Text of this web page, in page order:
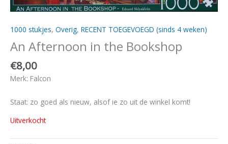
1000 stukjes, Overig, RECENT TOEGEVOEGD (sinds 4 weken)
An Afternoon in the Bookshop
€8,00
Merk: Falcon
Staat: zo goed als nieuw, alsof ie zo uit de winkel komt!
Uitverkocht